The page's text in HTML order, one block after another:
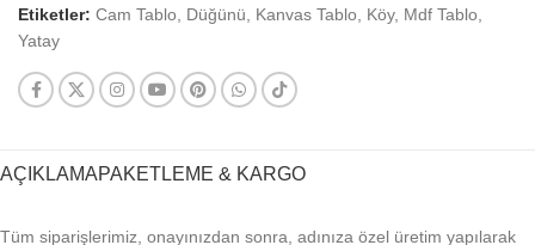
Etiketler: Cam Tablo, Düğünü, Kanvas Tablo, Köy, Mdf Tablo,
Yatay
AÇIKLAMAPAKETLEME & KARGO
Tüm siparişlerimiz, onayınızdan sonra, adınıza özel üretim yapılarak